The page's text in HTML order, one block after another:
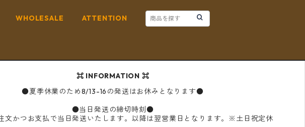
WHOLESALE ATTENTION
⌘ INFORMATION ⌘
●夏季休業のため8/13-16の発送はお休みとなります●
●当日発送の締切時刻●
文かつお支払で当日発送いたします。以降は翌営業日となります。※土日祝定休